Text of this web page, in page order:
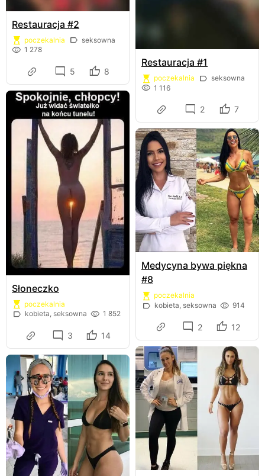
Restauracja #2
poczekalnia
seksowna
1 278
5 8
Restauracja #1
poczekalnia
seksowna
1 116
2 7
Słoneczko
poczekalnia
kobieta, seksowna
1 852
3 14
Medycyna bywa piękna
#8
poczekalnia
kobieta, seksowna
914
2 12